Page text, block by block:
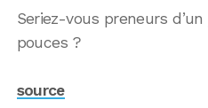
Seriez-vous preneurs d’un
pouces ?
source